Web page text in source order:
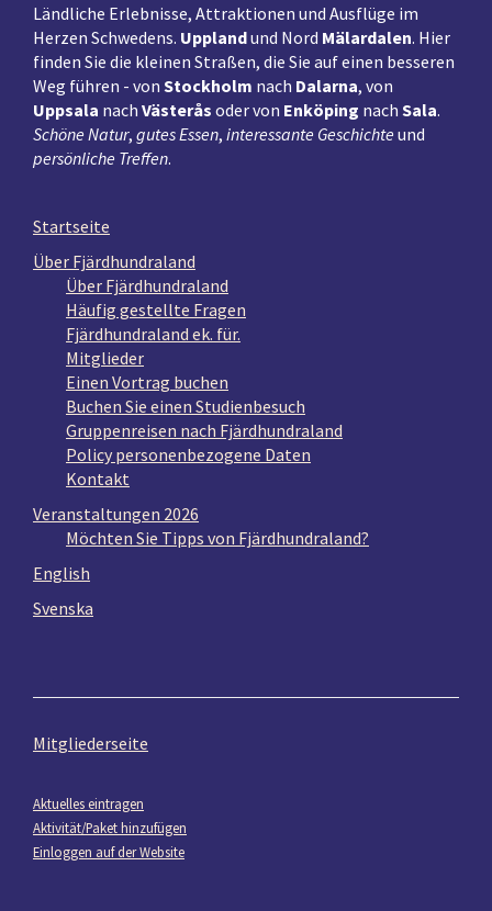
Ländliche Erlebnisse, Attraktionen und Ausflüge im
Herzen Schwedens. Upplandund Nord Mälardalen. Hier
finden Sie die kleinen Straßen, die Sie auf einen besseren
Weg führen - von Stockholm nach Dalarna, von
Uppsala nach Västerås oder von Enköping nach Sala.
Schöne Natur, gutes Essen, interessante Geschichte und
persönliche Treffen.
Startseite
Über Fjärdhundraland
Über Fjärdhundraland
Häufig gestellte Fragen
Fjärdhundraland ek. für.
Mitglieder
Einen Vortrag buchen
Buchen Sie einen Studienbesuch
Gruppenreisen nach Fjärdhundraland
Policy personenbezogene Daten
Kontakt
Veranstaltungen 2026
Möchten Sie Tipps von Fjärdhundraland?
English
Svenska
Mitgliederseite
Aktuelles eintragen
Aktivität/Paket hinzufügen
Einloggen auf der Website